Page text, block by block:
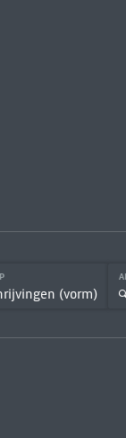
(vorm)